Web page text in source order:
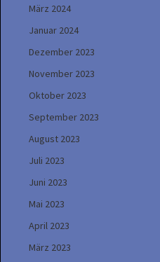
März 2024
Januar 2024
Dezember 2023
November 2023
Oktober 2023
September 2023
August 2023
Juli 2023
Juni 2023
Mai 2023
April 2023
März 2023